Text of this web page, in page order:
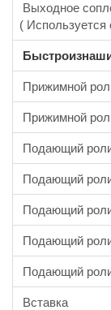
Выходное
( Используется
Прижимной
Прижимной
Подающий
Подающий
Подающий
Подающий
Подающий
Вставка